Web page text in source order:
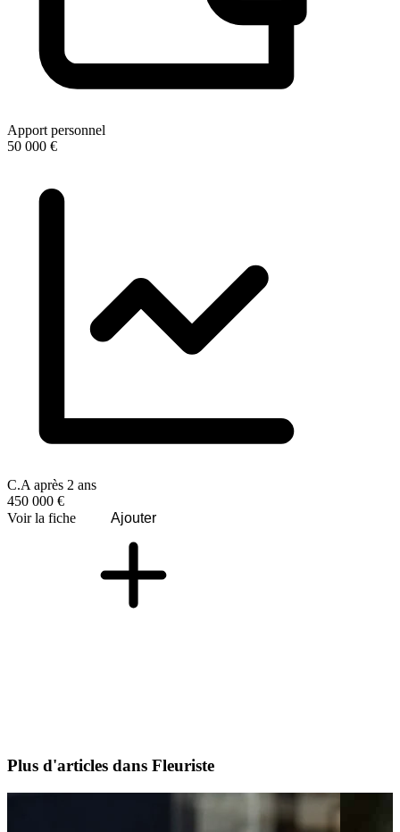
Apport personnel
50 000 €
C.A après 2 ans
450 000 €
Voir la fiche
Ajouter
Plus d'articles dans Fleuriste